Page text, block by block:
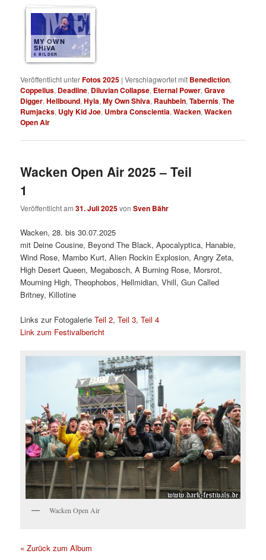
MY OWN
SHIVA
6 BILDER
Veröffentlicht unterFotos 2025 |Verschlagwortet mit Benediction,
Coppelius, Deadline, Diluvian Collapse, Eternal Power,Grave
Digger,Hellbound,Hyla,My Own Shiva, Rauhbein,Tabernis,The
Rumjacks, Ugly Kid Joe, Umbra Conscientia,Wacken,Wacken
Open Air
Wacken Open Air 2025 – Teil
1
Veröffentlicht am31. Juli 2025vonSven Bähr
Wacken, 28. bis 30.07.2025
mit Deine Cousine, Beyond The Black, Apocalyptica, Hanabie,
Wind Rose, Mambo Kurt, Alien Rockin Explosion, Angry Zeta,
High Desert Queen, Megabosch, A Burning Rose, Morsrot,
Mourning High, Theophobos, Hellmidian, Vhill, Gun Called
Britney, Killotine
Links zur FotogalerieTeil 2,Teil 3,Teil 4
Link zum Festivalbericht
Wacken Open Air
« Zurück zum Album